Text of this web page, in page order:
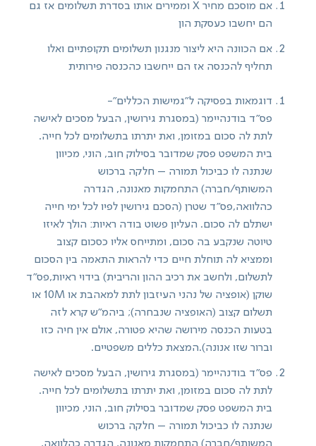
אם מוסכם מחיר X וממירים אותו בסדרת תשלומים אז גם
הם יחשבו כעסקת הון
אם הכוונה היא ליצור מנגנון תשלומים תקופתיים ואלו
תחליף להכנסה אז הם ייחשבו כהכנסה פירותית
דוגמאות בפסיקה ל"גמישות הכללים"-
פס"ד בודנהיימר (במסגרת גירושין, הבעל מסכים לאישה
לתת לה סכום במזומן, ואת יתרתו בתשלומים לכל חייה.
בית המשפט פסק שמדובר בסילוק חוב, הוני, מכיוון
שנתנה לו כביכול תמורה – חלקה ברכוש
המשותף/חברה) התחמקות מאנונה, הגדרה
כהלוואה,פס"ד שטרן (הסכם גירושין לפיו לכל ימי חייה
ישתלם לה סכום. העליון פשוט בודה ראיות: הולך לאיזו
טיוטה שנקבע בה סכום, ומתייחס אליו כסכום קצוב
וממציא לה תוחלת חיים כדי להראות התאמה בין הסכום
לתשלום, ולחשב את רכיב ההון והריבית) בידוי ראיות,פס"ד
שוקן (אופציה של נהני העיזבון לתת למאהבת או 10M או
תשלום קצוב (האופציה שנבחרה); ביהמ"ש קרא לזה
בטעות הכנסה מירושה שהיא פטורה, אולם אין חיה כזו
וברור שזו אנונה).המצאת כללים משפטיים.
פס"ד בודנהיימר (במסגרת גירושין, הבעל מסכים לאישה
לתת לה סכום במזומן, ואת יתרתו בתשלומים לכל חייה.
בית המשפט פסק שמדובר בסילוק חוב, הוני, מכיוון
שנתנה לו כביכול תמורה – חלקה ברכוש